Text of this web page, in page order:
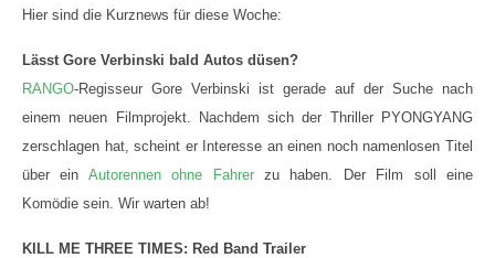
Hier sind die Kurznews für diese Woche:
Lässt Gore Verbinski bald Autos düsen?
RANGO-Regisseur Gore Verbinski ist gerade auf der Suche nach
einem neuen Filmprojekt. Nachdem sich der Thriller PYONGYANG
zerschlagen hat, scheint er Interesse an einen noch namenlosen Titel
über ein Autorennen ohne Fahrerzu haben. Der Film soll eine
Komödie sein. Wir warten ab!
KILL ME THREE TIMES: Red Band Trailer